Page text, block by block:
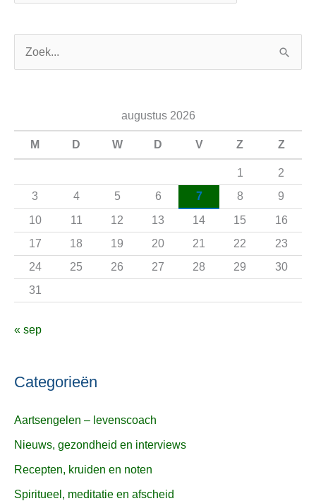
a
r
:
augustus 2026
M D W D V Z Z
1
2
3
4 5 6 7 8
9
10
11 12 13 14 15
16
17
18 19 20 21 22
23
24
25 26 27 28 29
30
31
« sep
Categorieën
Aartsengelen – levenscoach
Nieuws, gezondheid en interviews
Recepten, kruiden en noten
Spiritueel, meditatie en afscheid